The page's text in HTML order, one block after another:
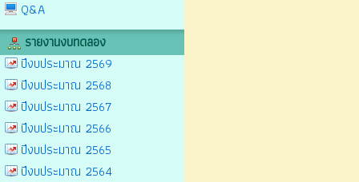
Q&A
รายงานงบทดลอง
ปีงบประมาณ 2569
ปีงบประมาณ 2568
ปีงบประมาณ 2567
ปีงบประมาณ 2566
ปีงบประมาณ 2565
ปีงบประมาณ 2564